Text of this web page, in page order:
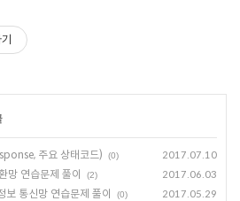
주요 상태코드) (0) 2017.07.10
망 연습문제 풀이 (2) 2017.06.03
보 통신망 연습문제 풀이 (0) 2017.05.29